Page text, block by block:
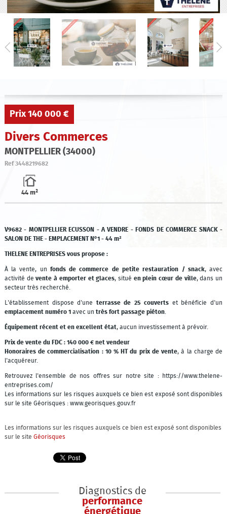
Qui sommes-nous ?
Estimation
Contact
Prix140 000 €
Divers Commerces
MONTPELLIER (34000)
Ref 3448219682
44 m²
V9682 - MONTPELLIER ECUSSON - A VENDRE - FONDS DE COMMERCE SNACK -
SALON DE THE - EMPLACEMENT N°1 - 44 m²
THELENE ENTREPRISES vous propose :
À la vente, un fonds de commerce de petite restauration / snack, avec
activité devente à emporter et glaces, situé en plein cœur de ville, dans un
secteur très recherché.
L'établissement dispose d'une terrasse de 25 couverts et bénéficie d'un
emplacement numéro 1avec un très fort passage piéton.
Équipement récent et en excellent état, aucun investissement à prévoir.
Prix de vente du FDC : 140 000 € net vendeur
Honoraires de commercialisation : 10 % HT du prix de vente, à la charge de
l'acquéreur.
Retrouvez l'ensemble de nos offres sur notre site : https://www.thelene-
entreprises.com/
Les informations sur les risques auxquels ce bien est exposé sont disponibles
sur le site Géorisques : www.georisques.gouv.fr
Les informations sur les risques auxquels ce bien est exposé sont disponibles
sur le site Géorisques
Diagnostics de
performance
énergétique